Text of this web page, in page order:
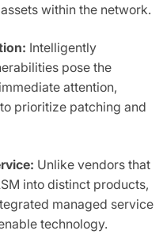
within the network.
Intelligently
pose the
attention,
prioritize patching and
Unlike vendors that
into distinct products,
managed service
technology.